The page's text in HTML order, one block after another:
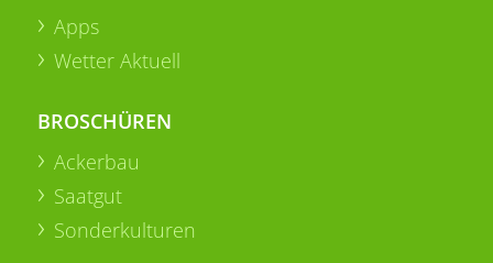
Apps
Wetter Aktuell
BROSCHÜREN
Ackerbau
Saatgut
Sonderkulturen